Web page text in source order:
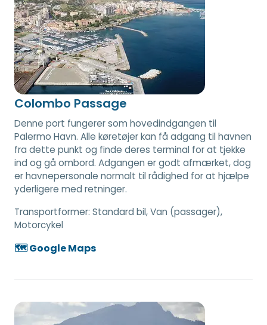
Colombo Passage
Denne port fungerer som hovedindgangen til
Palermo Havn. Alle køretøjer kan få adgang til havnen
fra dette punkt og finde deres terminal for at tjekke
ind og gå ombord. Adgangen er godt afmærket, dog
er havnepersonale normalt til rådighed for at hjælpe
yderligere med retninger.
Transportformer: Standard bil, Van (passager),
Motorcykel
🗺️ Google Maps